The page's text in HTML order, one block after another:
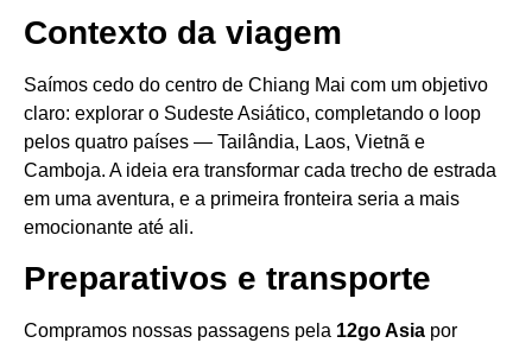
Contexto da viagem
Saímos cedo do centro de Chiang Mai com um objetivo
claro: explorar o Sudeste Asiático, completando o loop
pelos quatro países — Tailândia, Laos, Vietnã e
Camboja. A ideia era transformar cada trecho de estrada
em uma aventura, e a primeira fronteira seria a mais
emocionante até ali.
Preparativos e transporte
Compramos nossas passagens pela 12go Asia por